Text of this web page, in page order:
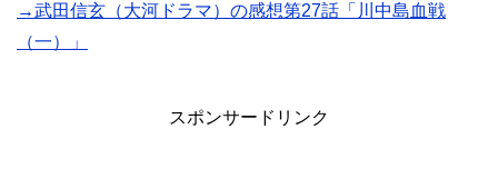
→武田信玄（大河ドラマ）の感想第27話「川中島血戦
（一）」
スポンサードリンク